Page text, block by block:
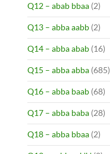
Q12 – abab bbaa (2)
Q13 – abba aabb (2)
Q14 – abba abab (16)
Q15 – abba abba (685)
Q16 – abba baab (68)
Q17 – abba baba (28)
Q18 – abba bbaa (2)